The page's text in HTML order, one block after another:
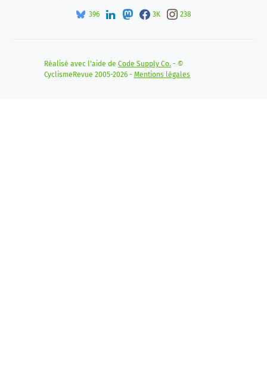
396 3K 238
Réalisé avec l'aide de Code Supply Co. - ©
CyclismeRevue 2005-2026 - Mentions légales